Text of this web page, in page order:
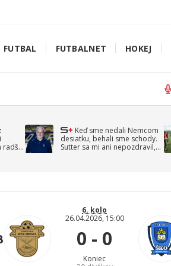
FUTBAL FUTBALNET HOKEJ
radšej
Keď sme nedali Nemcom
desiatku, behali sme schody.
Sutter sa mi ani nepozdravil,
6. kolo
26.04.2026, 15:00
0 - 0
Koniec